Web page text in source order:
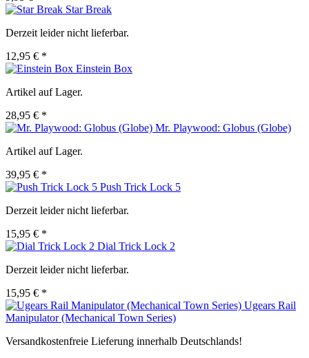
Star Break
Derzeit leider nicht lieferbar.
12,95 € *
Einstein Box
Artikel auf Lager.
28,95 € *
Mr. Playwood: Globus (Globe)
Artikel auf Lager.
39,95 € *
Push Trick Lock 5
Derzeit leider nicht lieferbar.
15,95 € *
Dial Trick Lock 2
Derzeit leider nicht lieferbar.
15,95 € *
Ugears Rail
Manipulator (Mechanical Town Series)
Versandkostenfreie Lieferung innerhalb Deutschlands!